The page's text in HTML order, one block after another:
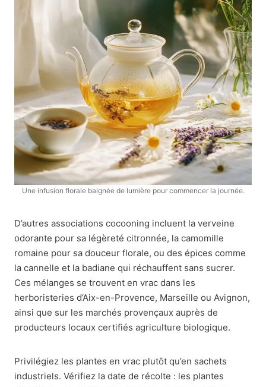
Une infusion florale baignée de lumière pour commencer la journée.
D’autres associations cocooning incluent la verveine
odorante pour sa légèreté citronnée, la camomille
romaine pour sa douceur florale, ou des épices comme
la cannelle et la badiane qui réchauffent sans sucrer.
Ces mélanges se trouvent en vrac dans les
herboristeries d’Aix-en-Provence, Marseille ou Avignon,
ainsi que sur les marchés provençaux auprès de
producteurs locaux certifiés agriculture biologique.
Privilégiez les plantes en vrac plutôt qu’en sachets
industriels. Vérifiez la date de récolte : les plantes